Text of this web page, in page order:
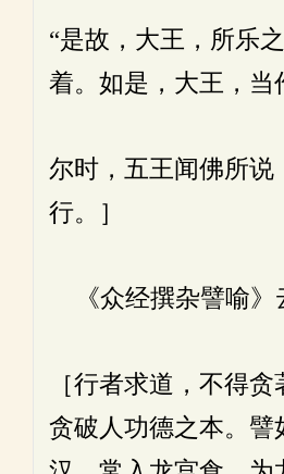
“是故，大王，所乐
着。如是，大王，当
尔时，五王闻佛所说
行。］
《众经撰杂譬喻》
［行者求道，不得
贪破人功德之本。譬